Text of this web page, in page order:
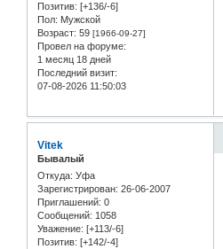
Позитив: [+136/-6]
Пол: Мужской
Возраст: 59 [1966-09-27]
Провел на форуме:
1 месяц 18 дней
Последний визит:
07-08-2026 11:50:03
Vitek
Бывалый
Откуда: Уфа
Зарегистрирован: 26-06-2007
Приглашений: 0
Сообщений: 1058
Уважение: [+113/-6]
Позитив: [+142/-4]